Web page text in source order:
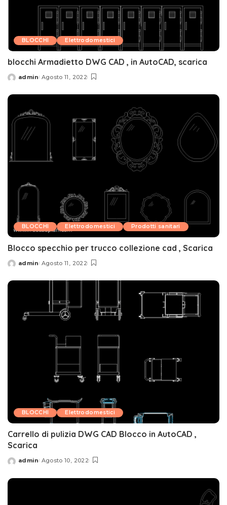
BLOCCHI Elettrodomestici
blocchi Armadietto DWG CAD , in AutoCAD, scarica
Posted
admin Agosto 11, 2022
BLOCCHI Elettrodomestici Prodotti sanitari
Blocco specchio per trucco collezione cad , Scarica
Posted
admin Agosto 11, 2022
BLOCCHI Elettrodomestici
Carrello di pulizia DWG CAD Blocco in AutoCAD ,
Scarica
Posted
admin Agosto 10, 2022